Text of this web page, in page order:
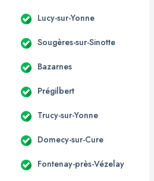
Lucy-sur-Yonne
Sougères-sur-Sinotte
Bazarnes
Prégilbert
Trucy-sur-Yonne
Domecy-sur-Cure
Fontenay-près-Vézelay